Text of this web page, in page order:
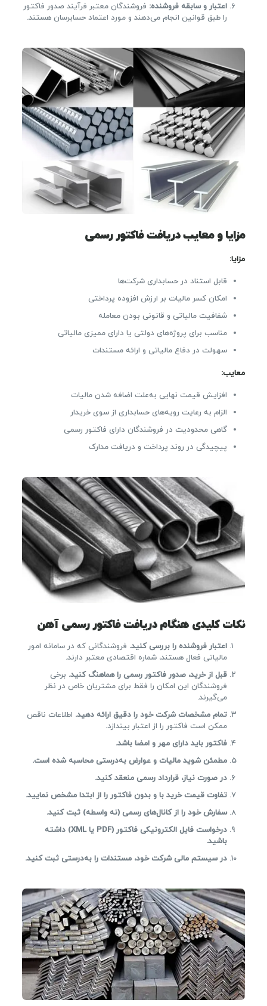
اعتبار و سابقه فروشنده: فروشندگان معتبر فرآیند صدور فاکتور
را طبق قوانین انجام می‌دهند و مورد اعتماد حسابرسان هستند.
مزایا و معایب دریافت فاکتور رسمی
مزایا:
قابل استناد در حسابداری شرکت‌ها
امکان کسر مالیات بر ارزش افزوده پرداختی
شفافیت مالیاتی و قانونی بودن معامله
مناسب برای پروژه‌های دولتی یا دارای ممیزی مالیاتی
سهولت در دفاع مالیاتی و ارائه مستندات
معایب:
افزایش قیمت نهایی به‌علت اضافه شدن مالیات
الزام به رعایت رویه‌های حسابداری از سوی خریدار
گاهی محدودیت در فروشندگان دارای فاکتور رسمی
پیچیدگی در روند پرداخت و دریافت مدارک
نکات کلیدی هنگام دریافت فاکتور رسمی آهن
اعتبار فروشنده را بررسی کنید. فروشندگانی که در سامانه امور
مالیاتی فعال هستند، شماره اقتصادی معتبر دارند.
قبل از خرید، صدور فاکتور رسمی را هماهنگ کنید. برخی
فروشندگان این امکان را فقط برای مشتریان خاص در نظر
می‌گیرند.
تمام مشخصات شرکت خود را دقیق ارائه دهید. اطلاعات ناقص
ممکن است فاکتور را از اعتبار بیندازد.
فاکتور باید دارای مهر و امضا باشد.
مطمئن شوید مالیات و عوارض به‌درستی محاسبه شده است.
در صورت نیاز، قرارداد رسمی منعقد کنید.
تفاوت قیمت خرید با و بدون فاکتور را از ابتدا مشخص نمایید.
سفارش خود را از کانال‌های رسمی (نه واسطه) ثبت کنید.
درخواست فایل الکترونیکی فاکتور (PDF یا XML) داشته
باشید.
در سیستم مالی شرکت خود، مستندات را به‌درستی ثبت کنید.